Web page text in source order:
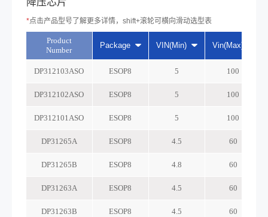
*点击产品型号了解更多详情，shift+滚轮可横向滑动选型表
Product
Number
Package VIN(Min) Vin(Max)
DP312103ASO ESOP8 5 100
DP312102ASO ESOP8 5 100
DP312101ASO ESOP8 5 100
DP31265A ESOP8 4.5 60
DP31265B ESOP8 4.8 60
DP31263A ESOP8 4.5 60
DP31263B ESOP8 4.5 60